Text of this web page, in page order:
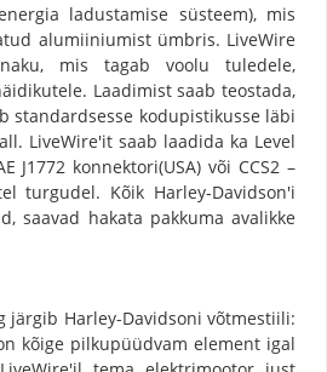
ladustamise süsteem), mis
alumiiniumist ümbris. LiveWire
mis tagab voolu tuledele,
Laadimist saab teostada,
standardsesse kodupistikusse läbi
LiveWire'it saab laadida ka Level
J1772 konnektori(USA) või CCS2 –
turgudel. Kõik Harley-Davidson'i
saavad hakata pakkuma avalikke
Harley-Davidsoni võtmestiili:
kõige pilkupüüdvam element igal